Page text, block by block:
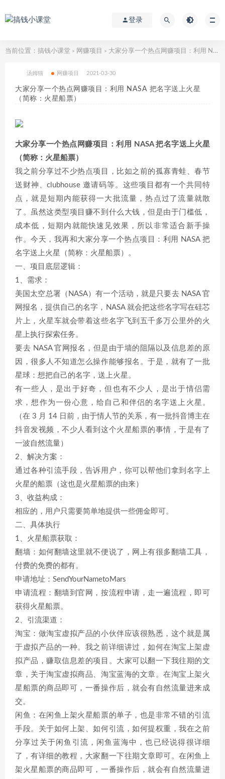
登录
当前位置： 搞钱小课堂 > 网赚项目 > 大家分享一个热点网赚项目：利用 NASA 把名字送上火星（简称：火星船票）
汤姆猫 网赚项目 2021-03-30
大家分享一个热点网赚项目：利用 NASA 把名字送上火星
（简称：火星船票）
大家分享一个热点网赚项目：利用 NASA 把名字送上火星
（简称：火星船票）
我之前分享过不少热点项目，比如之前的孤寡青蛙、春节
送财神、clubhouse 邀请码等。这些项目都有一个共同特
点，就是短期内能获得一大批流量，热点过了流量就散
了。虽然这类型项目赚不到什么大钱，但是由于门槛低，
成本低，短期内就能快速见效果，所以非常适合新手操
作。今天，我再和大家分享一个热点项目：利用 NASA 把
名字送上火星（简称：火星船票）。
一、项目底层逻辑：
1、需求：
美国太空总署（NASA）有一个活动，就是只要去 NASA 官
网报名，提供自己的名字，NASA 就会把这些名字写在硅芯
片上，火星车就会带着这些名字飞到五千多万公里外的火
星上执行探索任务。
要去 NASA 官网报名，但是由于墙的阻隔以及信息差的原
因，很多人不知道怎么操作能够报名。于是，就有了一批
星球：想把自己的名字，送上火星。
有一些人，是出于好奇，但也有不少人，是出于情侣需
求，想作为一份心意，给自己和伴侣的名字送上火星。
（在 3 月 14 日前，由于情人节的关系，有一批抖音博主在
抖音发视频，不少人看到这个火星船票的事情，于是有了
一波自然流量）
2、解决方案：
通过各种引流手段，告诉用户，你可以帮他们拿到名字上
火星的船票（这也是火星船票的由来）
3、收益构成：
相应的，用户只需要简单地提供一些佣金即可。
二、具体执行
1、火星船票获取：
翻墙：如何翻墙这里就不便说了，网上有很多翻墙工具，
付费的免费的都有。
申请地址：SendYourNametoMars
申请流程：翻墙到官网，按流程申请，走一遍流程，即可
获得火星船票。
2、引流渠道：
淘宝：做淘宝虚拟产品的小伙伴应该很熟悉，这个就是属
于虚拟产品的一种。我之前详细讲过，如何在淘宝上架虚
拟产品，赚取信息差的项目。大家可以翻一下我往期的文
章，关于淘宝虚拟商品、淘宝蓝海的文章。在淘宝上架火
星船票的商品即可，一番操作后，就会有自然流量进来成
交。
闲鱼：在闲鱼上架火星船票的单子，也是非常不错的引流
手段。关于如何上架、如何引流，如何提权重，我在之前
分享过关于闲鱼引流，闲鱼蓝海中，也已经说得很详细
了，有详细的教程，大家翻一下往期文章即可。在闲鱼上
架火星船票的商品即可，一番操作后，就会有自然流量进